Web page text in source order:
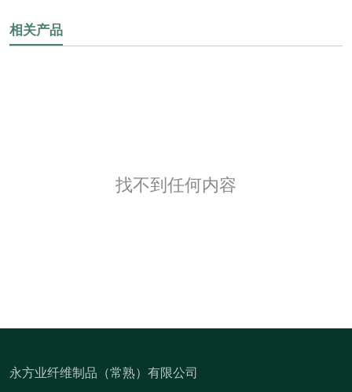
相关产品
找不到任何内容
永方业纤维制品（常熟）有限公司